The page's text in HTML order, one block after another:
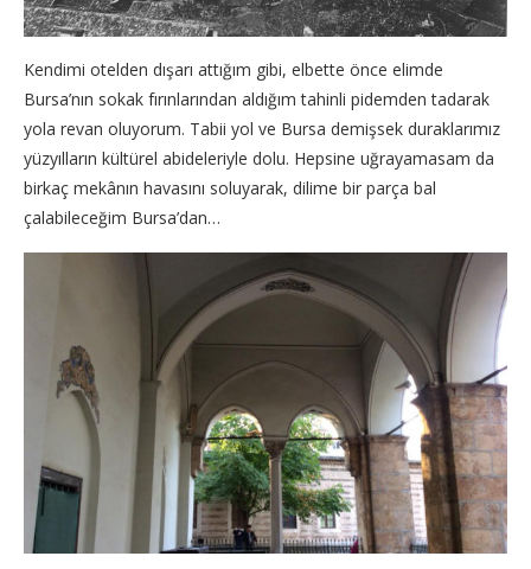
Kendimi otelden dışarı attığım gibi, elbette önce elimde
Bursa’nın sokak fırınlarından aldığım tahinli pidemden tadarak
yola revan oluyorum. Tabii yol ve Bursa demişsek duraklarımız
yüzyılların kültürel abideleriyle dolu. Hepsine uğrayamasam da
birkaç mekânın havasını soluyarak, dilime bir parça bal
çalabileceğim Bursa’dan…